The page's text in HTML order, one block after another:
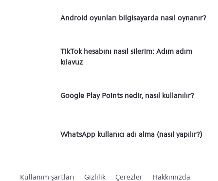
Android oyunları bilgisayarda nasıl oynanır?
TikTok hesabını nasıl silerim: Adım adım
kılavuz
Google Play Points nedir, nasıl kullanılır?
WhatsApp kullanıcı adı alma (nasıl yapılır?)
Kullanım şartları Gizlilik Çerezler Hakkımızda